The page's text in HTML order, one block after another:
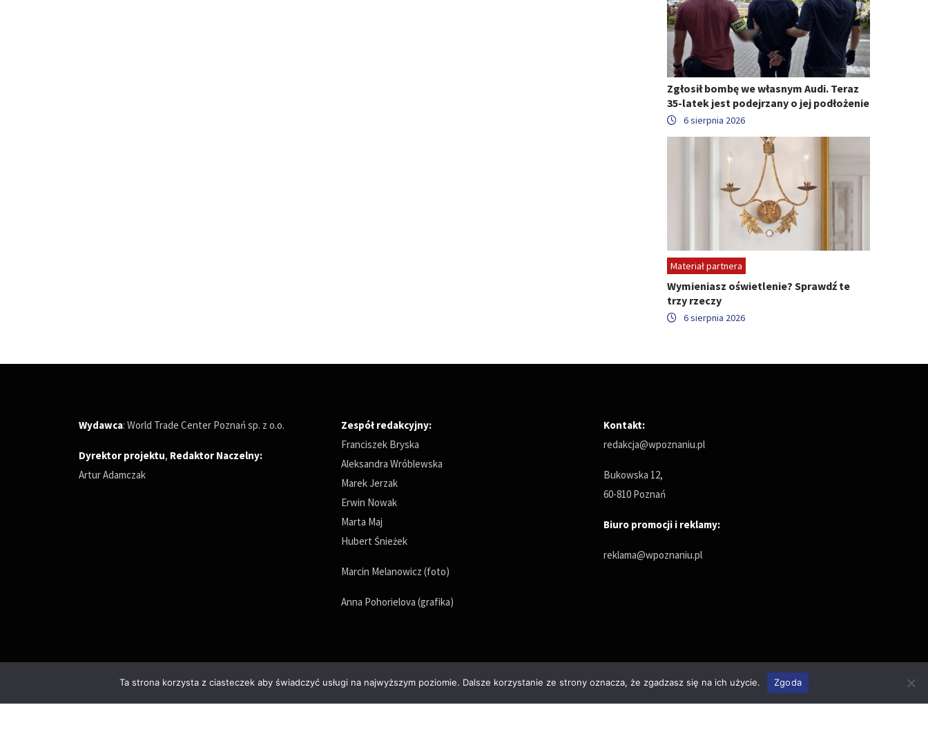
Zgłosił bombę we własnym Audi. Teraz
35-latek jest podejrzany o jej podłożenie
6 sierpnia 2026
Materiał partnera
Wymieniasz oświetlenie? Sprawdź te
trzy rzeczy
6 sierpnia 2026
Wydawca: World Trade Center Poznań sp. z o.o.
Dyrektor projektu, Redaktor Naczelny:
Artur Adamczak
Zespół redakcyjny:
Franciszek Bryska
Aleksandra Wróblewska
Marek Jerzak
Erwin Nowak
Marta Maj
Hubert Śnieżek
Marcin Melanowicz (foto)
Anna Pohorielova (grafika)
Kontakt:
redakcja@wpoznaniu.pl
Bukowska 12,
60-810 Poznań
Biuro promocji i reklamy:
reklama@wpoznaniu.pl
Ta strona korzysta z ciasteczek aby świadczyć usługi na najwyższym poziomie. Dalsze korzystanie ze strony oznacza, że zgadzasz się na ich użycie. Zgoda